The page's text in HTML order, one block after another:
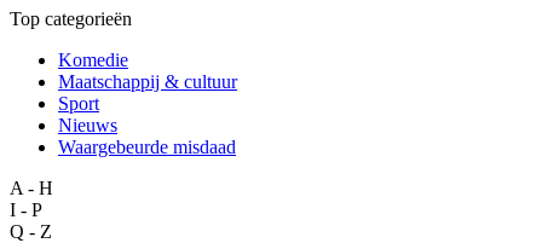
Top categorieën
Komedie
Maatschappij & cultuur
Sport
Nieuws
Waargebeurde misdaad
A - H
I - P
Q - Z